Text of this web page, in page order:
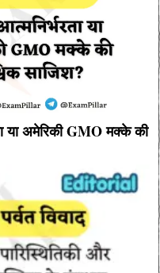
या अमेरिकी GMO मक्के की